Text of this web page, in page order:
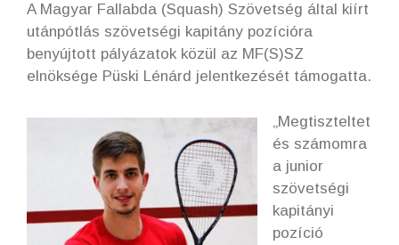
A Magyar Fallabda (Squash) Szövetség által kiírt
utánpótlás szövetségi kapitány pozícióra
benyújtott pályázatok közül az MF(S)SZ
elnöksége Püski Lénárd jelentkezését támogatta.
„Megtiszteltet
és számomra
a junior
szövetségi
kapitányi
pozíció